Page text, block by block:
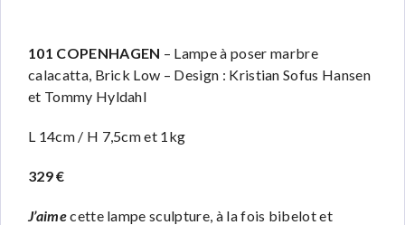
101 COPENHAGEN – Lampe à poser marbre
calacatta, Brick Low – Design : Kristian Sofus Hansen
et Tommy Hyldahl
L 14cm / H 7,5cm et 1kg
329 €
J’aimecette lampe sculpture, à la fois bibelot et